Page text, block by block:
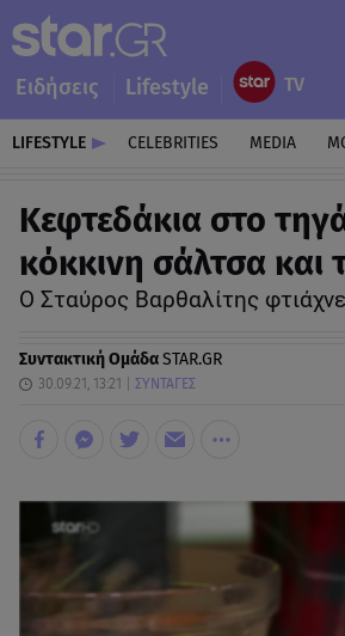
Ειδήσεις Lifestyle
LIFESTYLE CELEBRITIES MEDIA
Κεφτεδάκια στο
κόκκινη σάλτσα και
Ο Σταύρος Βαρθαλίτης
Συντακτική ΟμάδαSTAR.GR
30.09.21, 13:21 ΣΥΝΤΑΓΕΣ